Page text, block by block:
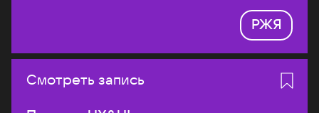
РЖЯ
Смотреть запись